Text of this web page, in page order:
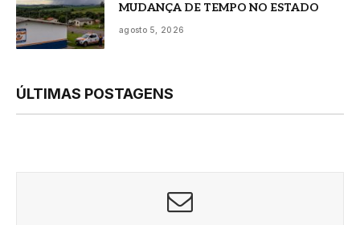
MUDANÇA DE TEMPO NO ESTADO
agosto 5, 2026
ÚLTIMAS POSTAGENS